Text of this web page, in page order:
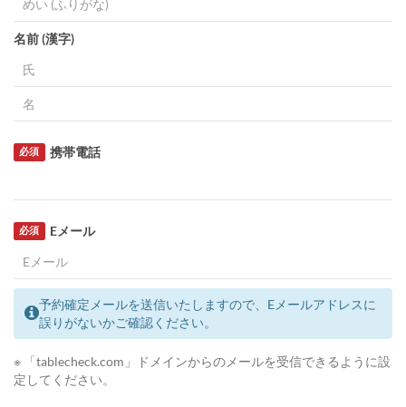
名前 (漢字)
携帯電話
必須
Eメール
必須
予約確定メールを送信いたしますので、Eメールアドレスに
誤りがないかご確認ください。
※ 「tablecheck.com」ドメインからのメールを受信できるように設
定してください。